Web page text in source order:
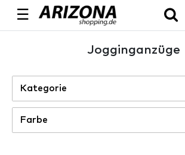
☰
Jogginganzüge
Kategorie
Farbe